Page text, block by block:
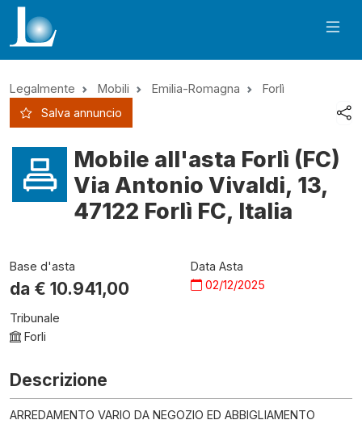
Legalmente Mobili Emilia-Romagna
Forlì
Salva annuncio
Mobile all'asta Forlì (FC)
Via Antonio Vivaldi, 13,
47122 Forlì FC, Italia
Base d'asta
da € 10.941,00
Data Asta
02/12/2025
Tribunale
Forli
Descrizione
ARREDAMENTO VARIO DA NEGOZIO ED ABBIGLIAMENTO